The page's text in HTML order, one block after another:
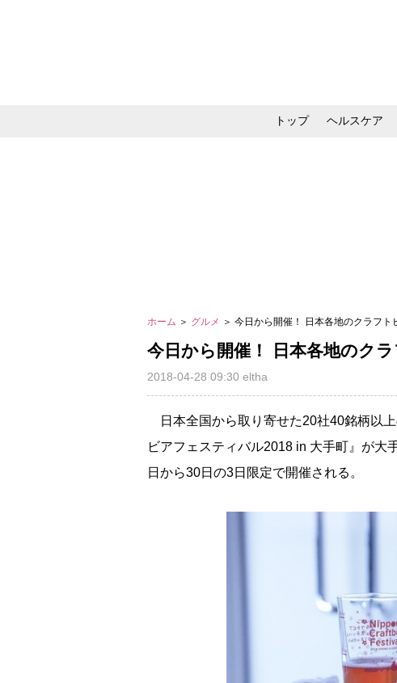
トップ ヘルスケア
ホーム ＞ グルメ ＞ 今日から開催！ 日本各地のクラフ
今日から開催！ 日本各地のク
2018-04-28 09:30 eltha
日本全国から取り寄せた20社40銘柄以
ビアフェスティバル2018 in 大手町』が大
日から30日の3日限定で開催される。